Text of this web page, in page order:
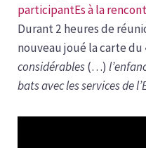
participantEs à la
Durant 2 heures de
nouveau joué la carte du
considérables(…)
bats avec les services de